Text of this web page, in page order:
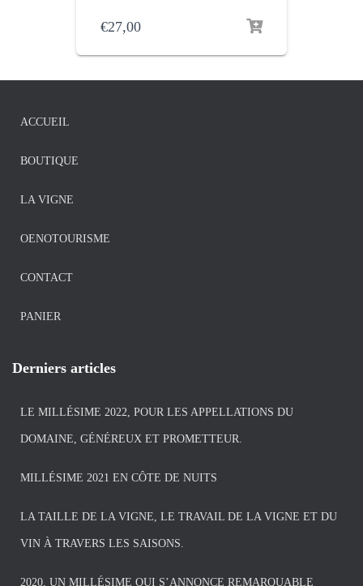
€27,00
ACCUEIL
BOUTIQUE
LA VIGNE
OENOTOURISME
CONTACT
PANIER
Derniers articles
LE MILLÉSIME 2022, POUR LES APPELLATIONS DU
DOMAINE, GÉNÉREUX ET PROMETTEUR.
MILLÉSIME 2021 EN CÔTE DE NUITS
LA TAILLE DE LA VIGNE, LE TRAVAIL DE LA VIGNE ET DU
VIN À TRAVERS LES SAISONS.
2020, UN MILLÉSIME QUI S’ANNONCE REMARQUABLE